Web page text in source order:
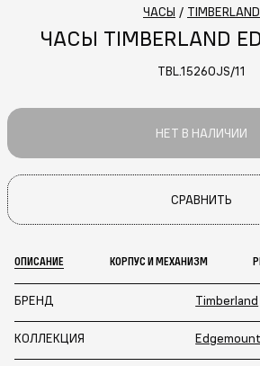
ЧАСЫ / TIMBERLAND
ЧАСЫ TIMBERLAND
TBL.15260JS/11
НЕТ В НАЛИЧИИ
СРАВНИТЬ
ОПИСАНИЕ КОРПУС И МЕХАНИЗМ
БРЕНД Timberland
КОЛЛЕКЦИЯ Edgemount